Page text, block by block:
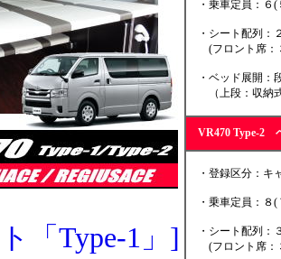
「Type-1」]
・乗車定員：６(
・シート配列：
(フロント席：
・ベッド展開：
（上段：収納式
VR470 Type-2
・登録区分：キ
・乗車定員：８(
・シート配列：
(フロント席：３